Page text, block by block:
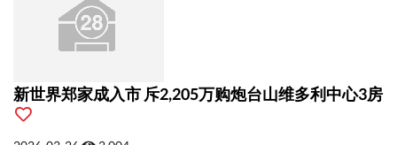
新世界郑家成入市 斥2,205万购炮台山维多利中心3房